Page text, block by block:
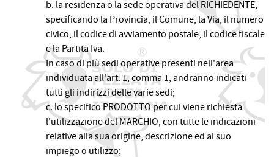
b. la residenza o la sede operativa del RICHIEDENTE,
specificando la Provincia, il Comune, la Via, il numero
civico, il codice di avviamento postale, il codice fiscale
e la Partita Iva.
In caso di più sedi operative presenti nell'area
individuata all'art. 1, comma 1, andranno indicati
tutti gli indirizzi delle varie sedi;
c. lo specifico PRODOTTO per cui viene richiesta
l'utilizzazione del MARCHIO, con tutte le indicazioni
relative alla sua origine, descrizione ed al suo
impiego o utilizzo;